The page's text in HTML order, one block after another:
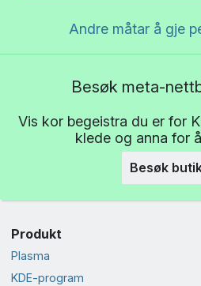
Andre måtar å gje
Besøk meta-
Vis kor begeistra du er for
klede og anna for
Besøk
Produkt
Plasma
KDE-program